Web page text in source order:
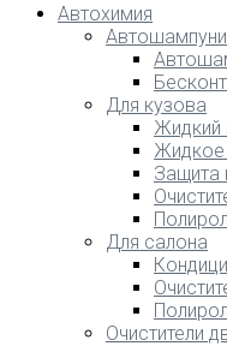
Автохимия
Для кузова
Жидкий
Жидкое
Защита
Для салона
Очистители